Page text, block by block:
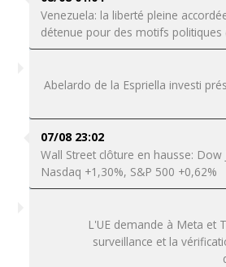
Venezuela: la liberté pleine
détenue pour des motifs politiques
Abelardo de la Espriella investi
07/08 23:02
Wall Street clôture en hausse: Dow
Nasdaq +1,30%, S&P 500 +0,62%
L'UE demande à Meta et
surveillance et la